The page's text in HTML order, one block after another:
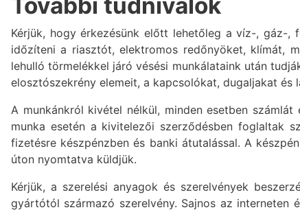
További tudnivalók
Kérjük, hogy érkezésünk előtt lehetőleg a víz-, gáz-,
időzíteni a riasztót, elektromos redőnyöket, klímát,
lehulló törmelékkel járó vésési munkálataink után
elosztószekrény elemeit, a kapcsolókat, dugaljakat és
A munkánkról kivétel nélkül, minden esetben
munka esetén a kivitelezői szerződésben foglaltak
fizetésre készpénzben és banki átutalással. A
úton nyomtatva küldjük.
Kérjük, a szerelési anyagok és szerelvények
gyártótól származó szerelvény. Sajnos az interneten